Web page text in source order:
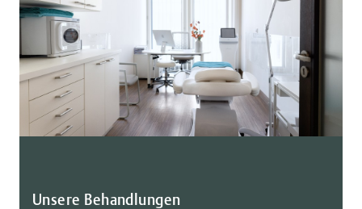
Unsere Behandlungen